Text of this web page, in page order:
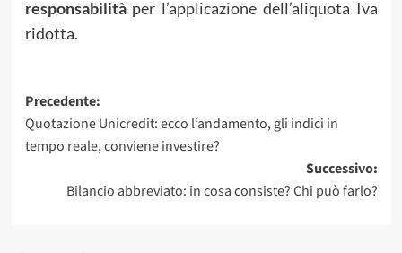
responsabilitàper l’applicazione dell’aliquota Iva
ridotta.
Navigazione
articolo
Precedente:
Quotazione Unicredit: ecco l’andamento, gli indici in
tempo reale, conviene investire?
Successivo:
Bilancio abbreviato: in cosa consiste? Chi può farlo?